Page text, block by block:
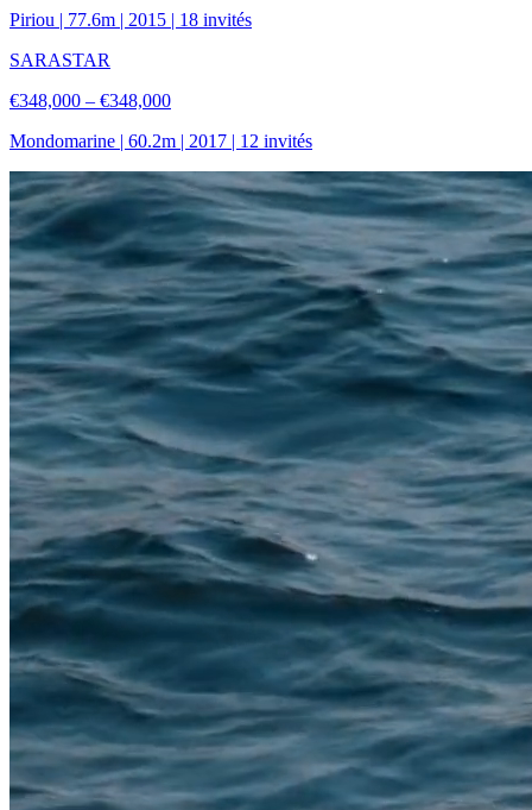
Piriou | 77.6m | 2015 | 18 invités
SARASTAR
€348,000 – €348,000
Mondomarine | 60.2m | 2017 | 12 invités